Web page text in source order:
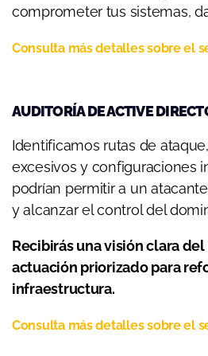
comprometer tus sistemas,
Consulta más detalles sobre el
AUDITORÍA DE ACTIVE
Identificamos rutas de
excesivos y configuraciones
podrían permitir a un
y alcanzar el control del
Recibirás una visión clara
actuación priorizado para
infraestructura.
Consulta más detalles sobre el